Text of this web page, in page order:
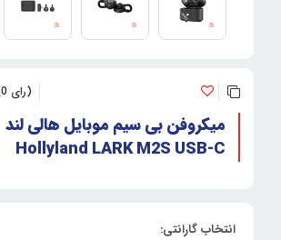
0
میکروفن بی سیم موبایل هالی لند
Hollyland LARK M2S USB-C
انتخاب گارانتی: